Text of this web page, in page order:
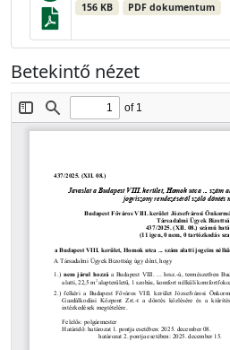
156 KB PDF dokumentum
Betekintő nézet